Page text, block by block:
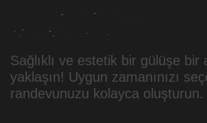
Sağlıklı ve estetik bir gülüşe bir
yaklaşın! Uygun zamanınızı
randevunuzu kolayca oluşturun.